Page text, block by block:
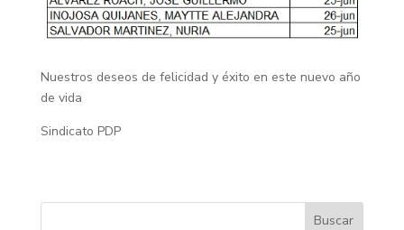
Nuestros deseos de felicidad y éxito en este nuevo año
de vida
Sindicato PDP
Buscar